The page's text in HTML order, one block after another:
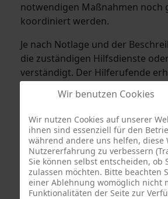
notwendigen Maßnahmen noch
koordiniert werden.
Je nach Notlage und der
die zuständigen Hilfsdienste
verständigt. Der Hilferufende
Word Format runterladen.
Wir benutzen Cookies
Wir nutzen Cookies auf unserer
ihnen sind essenziell für den
während andere uns helfen, diese
Nutzererfahrung zu verbessern
Sie können selbst entscheiden, ob
zulassen möchten. Bitte beachten
einer Ablehnung womöglich nicht
Funktionalitäten der Seite zur